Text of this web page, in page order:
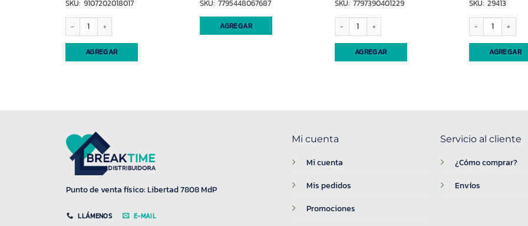
SKU: 9107202018017
Paño piso microfibra 60x40 (92072) cantidad
AGREGAR
SKU: 7795448067687
AGREGAR
SKU: 7797390401229
Escobillon Gondola (41229) cantidad
AGREGAR
SKU: 29413
Tacho 8lt cuad. t/
AGREGAR
Punto de venta físico: Libertad 7808 MdP
LLÁMENOS E-MAIL
Mi cuenta
Mi cuenta
Mis pedidos
Promociones
Servicio al cliente
¿Cómo comprar?
Envíos